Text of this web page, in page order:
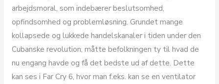
arbejdsmoral, som indebærer beslutsomhed,
opfindsomhed og problemløsning. Grundet mange
kollapsede og lukkede handelskanaler i tiden under den
Cubanske revolution, måtte befolkningen ty til hvad de
nu engang havde og få det bedste ud af dette. Dette
kan ses i Far Cry 6, hvor man f.eks. kan se en ventilator